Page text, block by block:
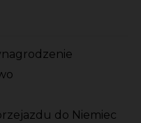
do Niemiec